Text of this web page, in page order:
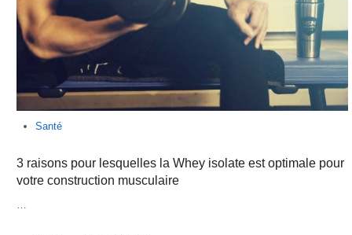
Santé
3 raisons pour lesquelles la Whey isolate est optimale pour
votre construction musculaire